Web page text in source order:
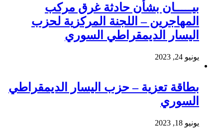
بيـــــان بشأن حادثة غرق مركب
المهاجرين – اللجنة المركزية لحزب
اليسار الديمقراطي السوري
يونيو 24, 2023
بطاقة تعزية – حزب اليسار الديمقراطي
السوري
يونيو 18, 2023